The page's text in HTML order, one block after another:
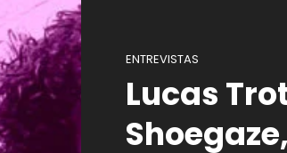
ENTREVISTAS
Lucas